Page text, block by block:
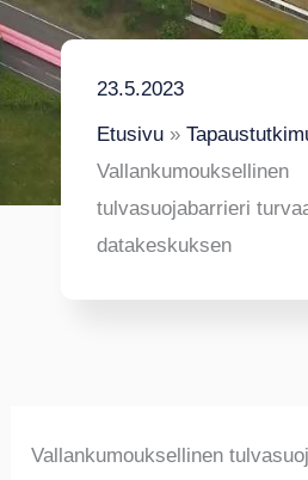
23.5.2023
Etusivu
Vallankumouksellinen
tulvasuojabarrieri
datakeskuksen
Vallankumouksellinen